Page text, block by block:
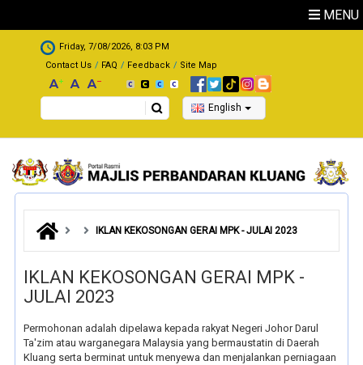
MENU
.
Friday, 7/08/2026, 8:03 PM
Contact Us
FAQ Feedback Site Map
Search English
IKLAN KEKOSONGAN GERAI MPK - JULAI 2023
IKLAN KEKOSONGAN GERAI MPK -
JULAI 2023
Permohonan adalah dipelawa kepada rakyat Negeri Johor Darul
Ta'zim atau warganegara Malaysia yang bermaustatin di Daerah
Kluang serta berminat untuk menyewa dan menjalankan perniagaan